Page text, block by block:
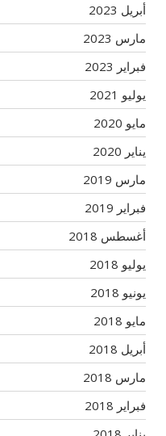
أبريل 2023
مارس 2023
فبراير 2023
يوليو 2021
مايو 2020
يناير 2020
مارس 2019
فبراير 2019
أغسطس 2018
يوليو 2018
يونيو 2018
مايو 2018
أبريل 2018
مارس 2018
فبراير 2018